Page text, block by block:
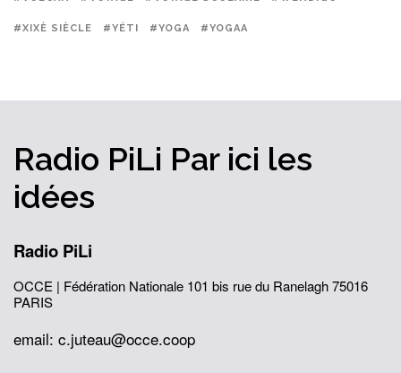
#XIXÈ SIÈCLE #YÉTI #YOGA #YOGAA
Radio PiLi Par ici les
idées
Radio PiLi
OCCE | Fédération Nationale 101 bis rue du Ranelagh75016
PARIS
email: c.juteau@occe.coop